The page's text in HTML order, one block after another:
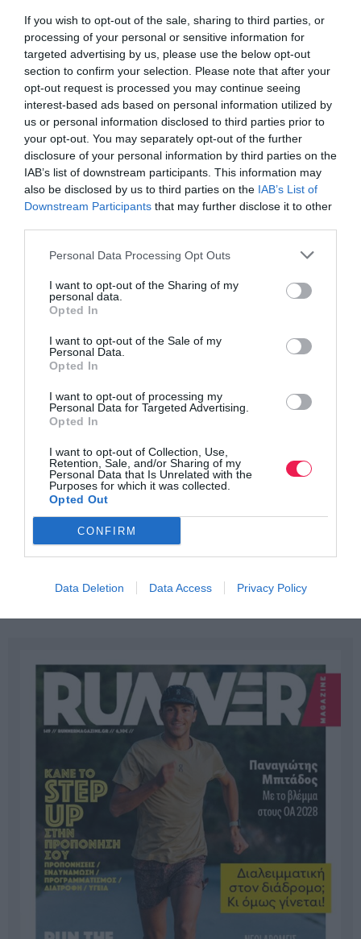
If you wish to opt-out of the sale, sharing to third parties, or
processing of your personal or sensitive information for
targeted advertising by us, please use the below opt-out
section to confirm your selection. Please note that after your
opt-out request is processed you may continue seeing
interest-based ads based on personal information utilized by
us or personal information disclosed to third parties prior to
your opt-out. You may separately opt-out of the further
disclosure of your personal information by third parties on the
IAB’s list of downstream participants. This information may
also be disclosed by us to third parties on the IAB’s List of
Downstream Participants that may further disclose it to other
Personal Data Processing Opt Outs
I want to opt-out of the Sharing of my
personal data.
Opted In
I want to opt-out of the Sale of my
Personal Data.
Opted In
I want to opt-out of processing my
Personal Data for Targeted Advertising.
Opted In
I want to opt-out of Collection, Use,
Retention, Sale, and/or Sharing of my
Personal Data that Is Unrelated with the
Purposes for which it was collected.
Opted Out
CONFIRM
Data Deletion Data Access Privacy Policy